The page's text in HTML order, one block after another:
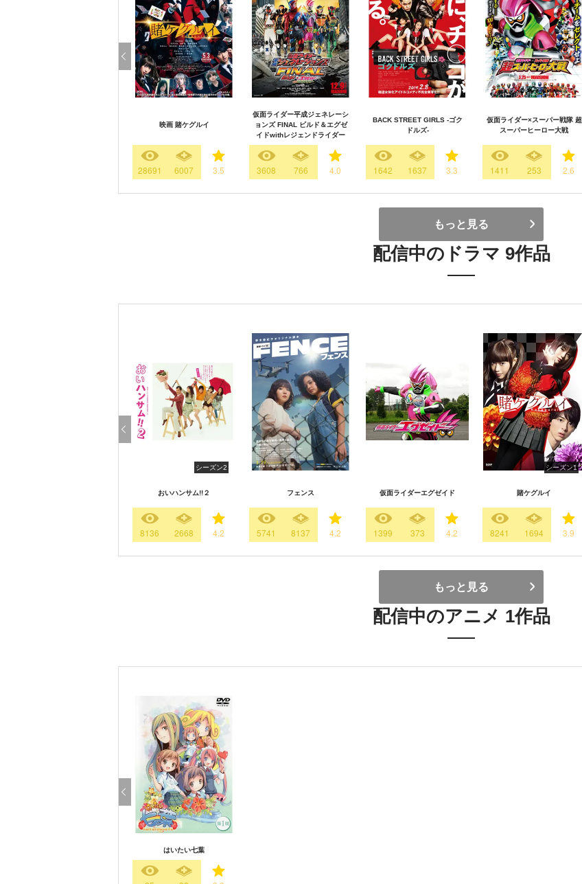
映画 賭ケグルイ
28691 6007 3.5
仮面ライダー平成ジェネレーシ
ョンズ FINAL ビルド＆エグゼ
イドwithレジェンドライダー
3608 766 4.0
BACK STREET GIRLS -ゴク
ドルズ-
1642 1637 3.3
仮面ライダー×スーパー戦隊 超
スーパーヒーロー大戦
1411 253 2.6
もっと見る
配信中のドラマ 9作品
シーズン2
おいハンサム!!２
8136 2668 4.2
フェンス
5741 8137 4.2
仮面ライダーエグゼイド
1399 373 4.2
シーズン1
賭ケグルイ
8241 1694 3.9
もっと見る
配信中のアニメ 1作品
はいたい七葉